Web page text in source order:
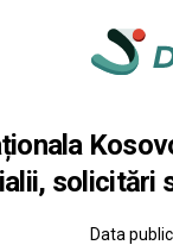
solicitări
Data